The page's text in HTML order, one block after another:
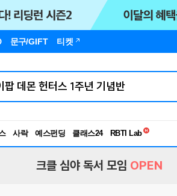
문구/GIFT 티켓
사락 예스펀딩 클래스24
독서유형검사
크클 심야 독서 모임 OPEN